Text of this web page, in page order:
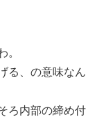
。
る、の意味なん
ろ内部の締め付